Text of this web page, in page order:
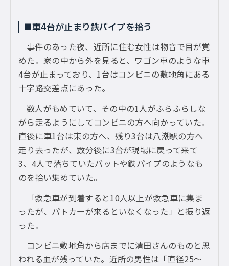
■車4台が止まり鉄パイプを拾う
事件のあった夜、近所に住む女性は物音で目が覚
めた。家の中から外を見ると、ワゴン車のような車
4台が止まっており、1台はコンビニの敷地角にある
十字路交差点にあった。
数人がもめていて、その中の1人がふらふらしな
がら走るようにしてコンビニの方へ向かっていた。
直後に車1台は東の方へ、残り3台は八潮駅の方へ
走り去ったが、数分後に3台が現場に戻って来て
3、4人で落ちていたバットや鉄パイプのようなも
のを拾い集めていた。
「救急車が到着すると10人以上が救急車に集ま
ったが、パトカーが来るといなくなった」と振り返
った。
コンビニ敷地角から店までに清田さんのものと思
われる血が残っていた。近所の男性は「直径25〜